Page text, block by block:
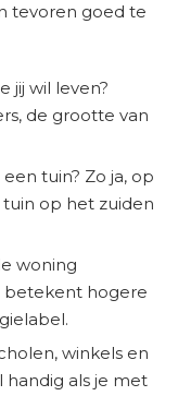
tevoren goed te
jij wil leven?
de grootte van
tuin? Zo ja, op
op het zuiden
woning
betekent hogere
winkels en
handig als je met